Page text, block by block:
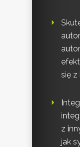
się z
z
jak